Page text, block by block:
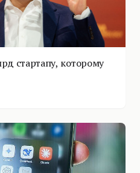
стартапу, которому